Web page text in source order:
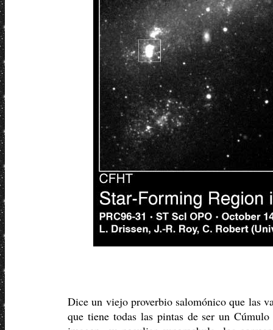
Dice un viejo proverbio salomónico que las
que tiene todas las pintas de ser un